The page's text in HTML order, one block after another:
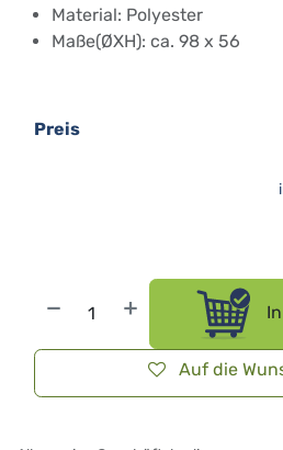
Material: Polyester
Maße(ØXH): ca. 98 x 56
Auf die
Preis